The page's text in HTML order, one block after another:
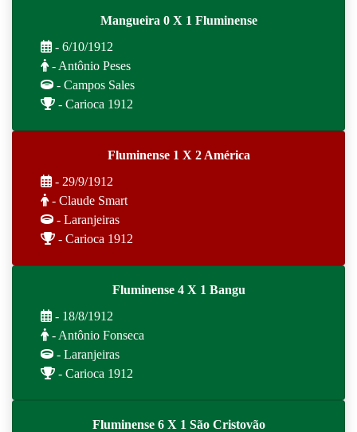
Mangueira 0 X 1 Fluminense
- 6/10/1912
- Antônio Peses
- Campos Sales
- Carioca 1912
Fluminense 1 X 2 América
- 29/9/1912
- Claude Smart
- Laranjeiras
- Carioca 1912
Fluminense 4 X 1 Bangu
- 18/8/1912
- Antônio Fonseca
- Laranjeiras
- Carioca 1912
Fluminense 6 X 1 São Cristovão